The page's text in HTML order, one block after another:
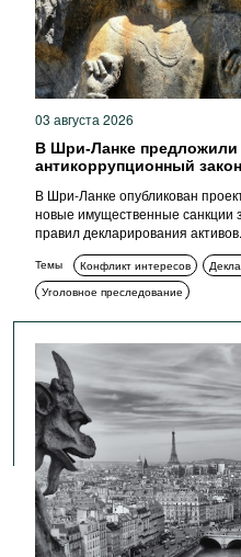
03 августа 2026
В Шри-Ланке предложили
антикоррупционный закон
В Шри-Ланке опубликован
новые имущественные санкции
правил декларирования активов.
Темы Конфликт интересов
Уголовное преследование